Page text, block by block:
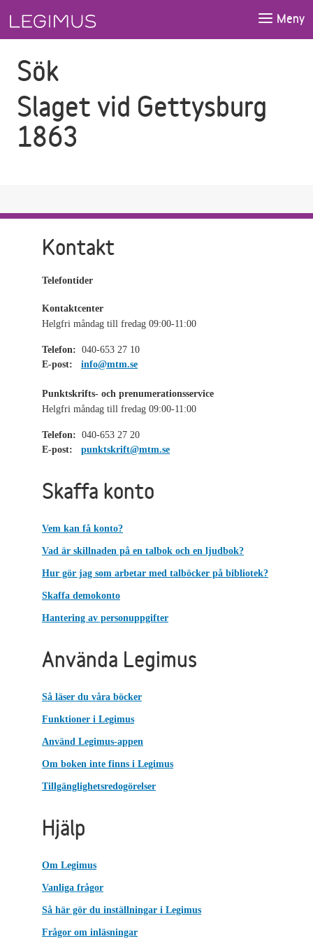
Meny
Sök
Slaget vid Gettysburg
1863
Kontakt
Telefontider
Kontaktcenter
Helgfri måndag till fredag 09:00-11:00
Telefon: 040-653 27 10
E-post:
info@mtm.se
Punktskrifts- och prenumerationsservice
Helgfri måndag till fredag 09:00-11:00
Telefon: 040-653 27 20
E-post:
punktskrift@mtm.se
Skaffa konto
Vem kan få konto?
Vad är skillnaden på en talbok och en ljudbok?
Hur gör jag som arbetar med talböcker på bibliotek?
Skaffa demokonto
Hantering av personuppgifter
Använda Legimus
Så läser du våra böcker
Funktioner i Legimus
Använd Legimus-appen
Om boken inte finns i Legimus
Tillgänglighetsredogörelser
Hjälp
Om Legimus
Vanliga frågor
Så här gör du inställningar i Legimus
Frågor om inläsningar